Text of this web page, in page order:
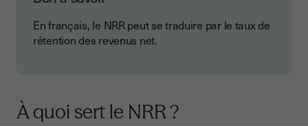
En français, le NRR peut se traduire par le taux de
rétention des revenus net.
À quoi sert le NRR ?